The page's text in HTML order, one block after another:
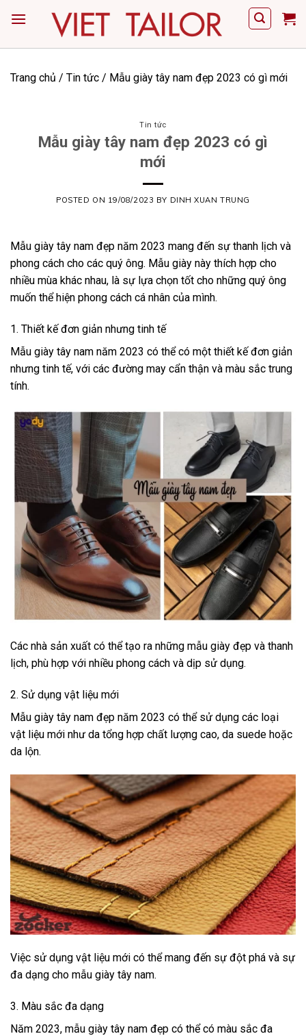
Trang chủ / Tin tức / Mẫu giày tây nam đẹp 2023 có gì mới
Tin tức
Mẫu giày tây nam đẹp 2023 có gì
mới
POSTED ON 19/08/2023 BY DINH XUAN TRUNG
Mẫu giày tây nam đẹp năm 2023 mang đến sự thanh lịch và
phong cách cho các quý ông. Mẫu giày này thích hợp cho
nhiều mùa khác nhau, là sự lựa chọn tốt cho những quý ông
muốn thể hiện phong cách cá nhân của mình.
1. Thiết kế đơn giản nhưng tinh tế
Mẫu giày tây nam năm 2023 có thể có một thiết kế đơn giản
nhưng tinh tế, với các đường may cẩn thận và màu sắc trung
tính.
Các nhà sản xuất có thể tạo ra những mẫu giày đẹp và thanh
lịch, phù hợp với nhiều phong cách và dịp sử dụng.
2. Sử dụng vật liệu mới
Mẫu giày tây nam đẹp năm 2023 có thể sử dụng các loại
vật liệu mới như da tổng hợp chất lượng cao, da suede hoặc
da lộn.
Việc sử dụng vật liệu mới có thể mang đến sự đột phá và sự
đa dạng cho mẫu giày tây nam.
3. Màu sắc đa dạng
Năm 2023, mẫu giày tây nam đẹp có thể có màu sắc đa